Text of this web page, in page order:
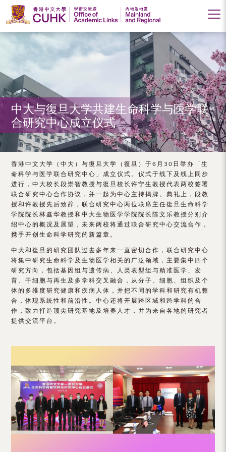
香
港
中
文
大
学
学
术
交
流
处
（内
地
及
地
区）
中大与復旦大学共建生命科学与医学联
合研究中心成立仪式
香港中文大学（中大）与復旦大学（復旦）于6月30日举办「生
命科学与医学联合研究中心」成立仪式。仪式于线下及线上同步
进行，中大校长段崇智教授与復旦校长许宁生教授代表两校签署
联合研究中心合作协议，并一起为中心主持揭牌。典礼上，段教
授和许教授先后致辞，联合研究中心两位联席主任復旦生命科学
学院院长林鑫华教授和中大生物医学学院院长陈文乐教授分别介
绍中心的概况及展望，未来两校将通过联合研究中心交流合作，
携手开创生命科学研究的新篇章。
中大和復旦的研究团队过去多年来一直密切合作，联合研究中心
将集中研究生命科学及生物医学相关的广泛领域，主要集中四个
研究方向，包括基因组与遗传病、人类表型组与精准医学、发
育、干细胞与再生及多学科交叉融合，从分子、细胞、组织及个
体的多维度研究健康和疾病人体，并把不同的学科和研究有机整
合，体现系统性和前沿性。中心还将开展跨区域和跨学科的合
作，致力打造顶尖研究基地及培养人才，并为来自各地的研究者
提供交流平台。